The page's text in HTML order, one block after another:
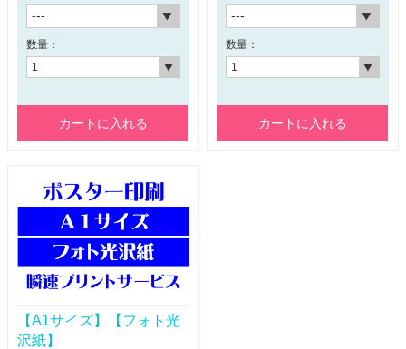
数量：
カートに入れる
数量：
カートに入れる
【A1サイズ】【フォト光
沢紙】